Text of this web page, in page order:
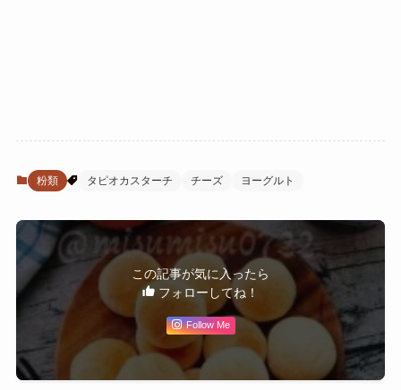
粉類 タピオカスターチ チーズ ヨーグルト
この記事が気に入ったら
フォローしてね！
Follow Me